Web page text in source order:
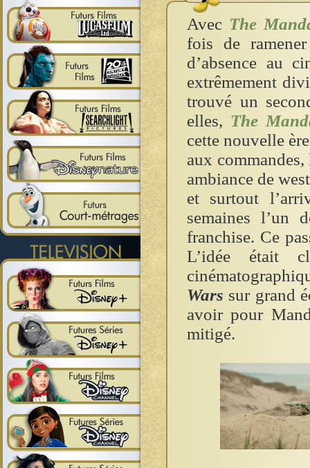
Avec The
fois de
d’absence au
extrêmement
trouvé un
elles, The
cette nouvelle
aux
ambiance de
et surtout
semaines l’un
franchise. Ce
L’idée était
Wars sur grand
avoir pour
mitigé.